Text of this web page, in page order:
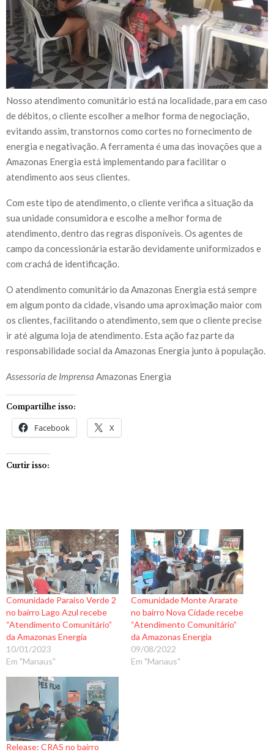
Nosso atendimento comunitário está na localidade, para em caso
de débitos, o cliente escolher a melhor forma de negociação,
evitando assim, transtornos como cortes no fornecimento de
energia e negativação. A ferramenta é uma das inovações que a
Amazonas Energia está implementando para facilitar o
atendimento aos seus clientes.
Com este tipo de atendimento, o cliente verifica a situação da
sua unidade consumidora e escolhe a melhor forma de
atendimento, dentro das regras disponíveis. Os agentes de
campo da concessionária estarão devidamente uniformizados e
com crachá de identificação.
O atendimento comunitário da Amazonas Energia está sempre
em algum ponto da cidade, visando uma aproximação maior com
os clientes, facilitando o atendimento, sem que o cliente precise
ir até alguma loja de atendimento. Esta ação faz parte da
responsabilidade social da Amazonas Energia junto à população.
Assessoria de Imprensa Amazonas Energia
Compartilhe isso:
Facebook X
Curtir isso:
Comunidade Paraíso Verde 2
no bairro Lago Azul recebe
“Atendimento Comunitário”
da Amazonas Energia
10/01/2023
Em "Manaus"
Comunidade Monte Ararate
no bairro Nova Cidade recebe
“Atendimento Comunitário”
da Amazonas Energia
09/08/2022
Em "Manaus"
Release: CRAS no bairro